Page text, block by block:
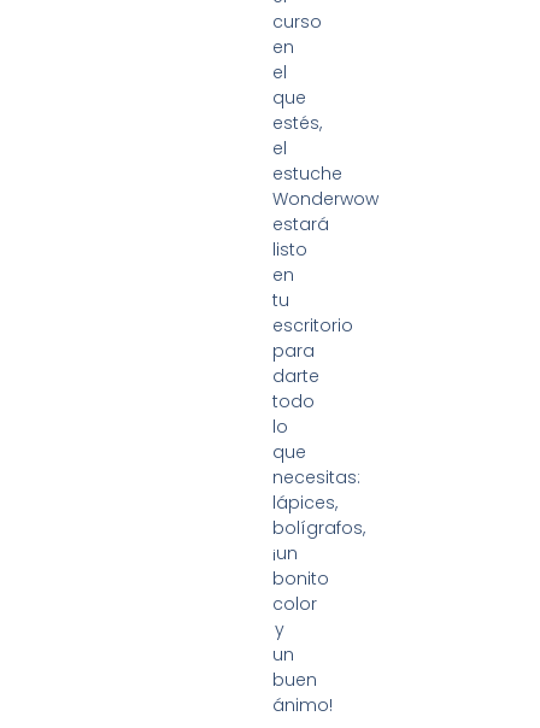
curso
en
el
que
estés,
el
estuche
Wonderwow
estará
listo
en
tu
escritorio
para
darte
todo
lo
que
necesitas:
lápices,
bolígrafos,
¡un
bonito
color
y
un
buen
ánimo!